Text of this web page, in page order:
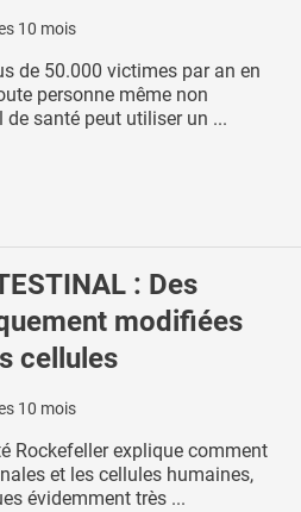
10 mois
de 50.000 victimes par an en
personne même non
santé peut utiliser un ...
: Des
modifiées
cellules
10 mois
Rockefeller explique comment
et les cellules humaines,
évidemment très ...